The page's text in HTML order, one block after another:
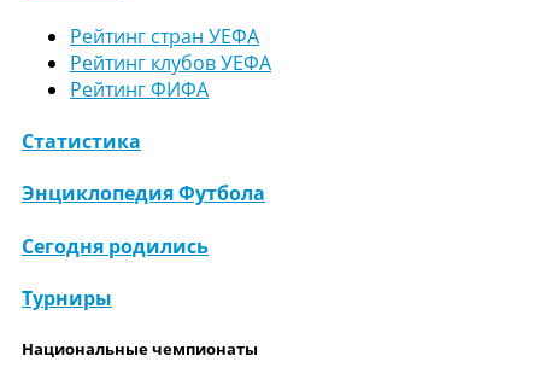
Рейтинг стран УЕФА
Рейтинг клубов УЕФА
Рейтинг ФИФА
Статистика
Энциклопедия Футбола
Сегодня родились
Турниры
Национальные чемпионаты